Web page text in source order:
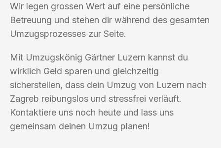
Wir legen grossen Wert auf eine persönliche
Betreuung und stehen dir während des gesamten
Umzugsprozesses zur Seite.
Mit Umzugskönig Gärtner Luzern kannst du
wirklich Geld sparen und gleichzeitig
sicherstellen, dass dein Umzug von Luzern nach
Zagreb reibungslos und stressfrei verläuft.
Kontaktiere uns noch heute und lass uns
gemeinsam deinen Umzug planen!